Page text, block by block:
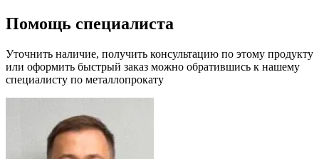
Помощь специалиста
Уточнить наличие, получить консультацию по этому продукту
или оформить быстрый заказ можно обратившись к нашему
специалисту по металлопрокату